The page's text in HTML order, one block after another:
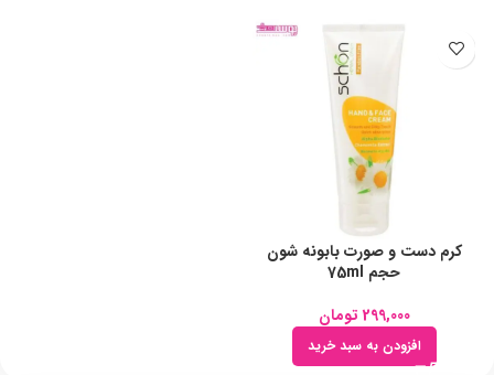
کرم دست و صورت بابونه شون
حجم 75ml
299,000 تومان
افزودن به سبد خرید